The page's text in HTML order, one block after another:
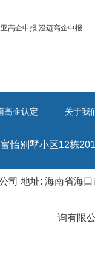
高企申报,澄迈高企申报
高企认定 关于我
怡别墅小区12栋
司 地址: 海南省海
询有限